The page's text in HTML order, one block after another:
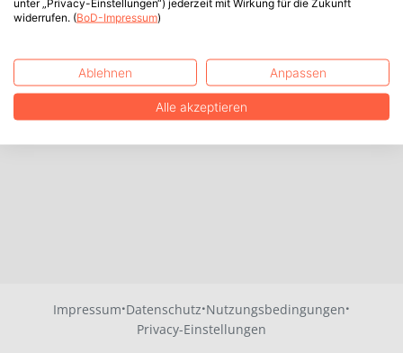
Impressum·Datenschutz·Nutzungsbedingungen·
Privacy-Einstellungen
unter „Privacy-Einstellungen“) jederzeit mit Wirkung für die Zukunft
widerrufen. (BoD-Impressum)
Ablehnen Anpassen
Alle akzeptieren